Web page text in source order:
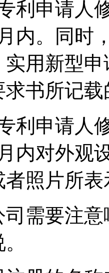
利申请人
内。同时
实用新型
书所记
利申请人
内对外观
照片所
需要注